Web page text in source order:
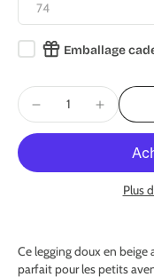
74
Emballage
Plus
Ce legging doux en beige
parfait pour les petits